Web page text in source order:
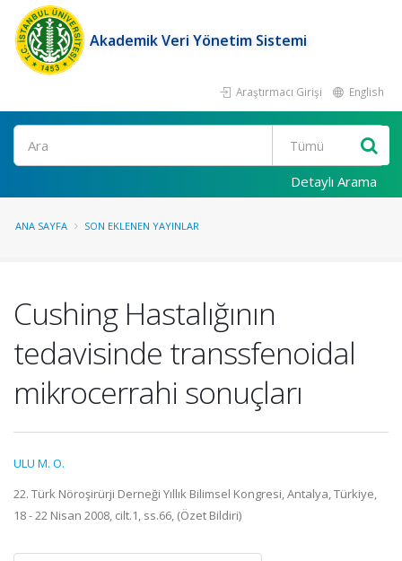
Akademik Veri Yönetim Sistemi
Araştırmacı Girişi English
Ara
Detaylı Arama
ANA SAYFA SON EKLENEN YAYINLAR
Cushing Hastalığının
tedavisinde transsfenoidal
mikrocerrahi sonuçları
ULU M. O.
22. Türk Nöroşirürji Derneği Yıllık Bilimsel Kongresi, Antalya, Türkiye,
18 - 22 Nisan 2008, cilt.1, ss.66, (Özet Bildiri)